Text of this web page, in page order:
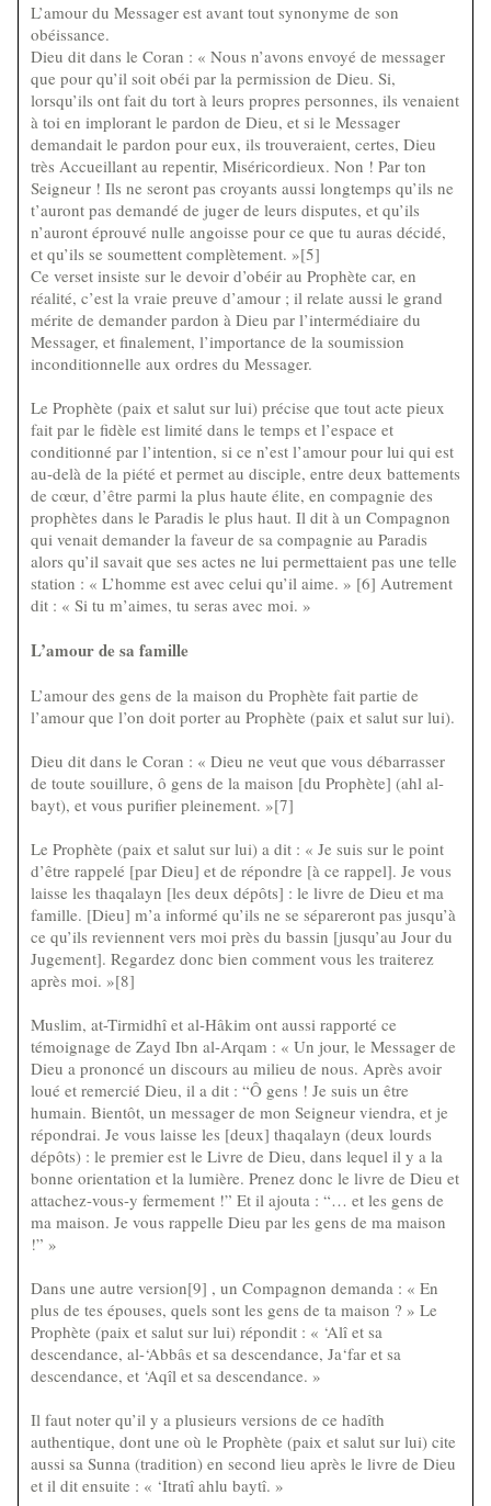
L’amour du Messager est avant tout synonyme de son
obéissance.
Dieu dit dans le Coran : « Nous n’avons envoyé de messager
que pour qu’il soit obéi par la permission de Dieu. Si,
lorsqu’ils ont fait du tort à leurs propres personnes, ils venaient
à toi en implorant le pardon de Dieu, et si le Messager
demandait le pardon pour eux, ils trouveraient, certes, Dieu
très Accueillant au repentir, Miséricordieux. Non ! Par ton
Seigneur ! Ils ne seront pas croyants aussi longtemps qu’ils ne
t’auront pas demandé de juger de leurs disputes, et qu’ils
n’auront éprouvé nulle angoisse pour ce que tu auras décidé,
et qu’ils se soumettent complètement. »[5]
Ce verset insiste sur le devoir d’obéir au Prophète car, en
réalité, c’est la vraie preuve d’amour ; il relate aussi le grand
mérite de demander pardon à Dieu par l’intermédiaire du
Messager, et finalement, l’importance de la soumission
inconditionnelle aux ordres du Messager.
Le Prophète (paix et salut sur lui) précise que tout acte pieux
fait par le fidèle est limité dans le temps et l’espace et
conditionné par l’intention, si ce n’est l’amour pour lui qui est
au-delà de la piété et permet au disciple, entre deux battements
de cœur, d’être parmi la plus haute élite, en compagnie des
prophètes dans le Paradis le plus haut. Il dit à un Compagnon
qui venait demander la faveur de sa compagnie au Paradis
alors qu’il savait que ses actes ne lui permettaient pas une telle
station : « L’homme est avec celui qu’il aime. » [6] Autrement
dit : « Si tu m’aimes, tu seras avec moi. »
L’amour de sa famille
L’amour des gens de la maison du Prophète fait partie de
l’amour que l’on doit porter au Prophète (paix et salut sur lui).
Dieu dit dans le Coran : « Dieu ne veut que vous débarrasser
de toute souillure, ô gens de la maison [du Prophète] (ahl al-
bayt), et vous purifier pleinement. »[7]
Le Prophète (paix et salut sur lui) a dit : « Je suis sur le point
d’être rappelé [par Dieu] et de répondre [à ce rappel]. Je vous
laisse les thaqalayn [les deux dépôts] : le livre de Dieu et ma
famille. [Dieu] m’a informé qu’ils ne se sépareront pas jusqu’à
ce qu’ils reviennent vers moi près du bassin [jusqu’au Jour du
Jugement]. Regardez donc bien comment vous les traiterez
après moi. »[8]
Muslim, at-Tirmidhî et al-Hâkim ont aussi rapporté ce
témoignage de Zayd Ibn al-Arqam : « Un jour, le Messager de
Dieu a prononcé un discours au milieu de nous. Après avoir
loué et remercié Dieu, il a dit : “Ô gens ! Je suis un être
humain. Bientôt, un messager de mon Seigneur viendra, et je
répondrai. Je vous laisse les [deux] thaqalayn (deux lourds
dépôts) : le premier est le Livre de Dieu, dans lequel il y a la
bonne orientation et la lumière. Prenez donc le livre de Dieu et
attachez-vous-y fermement !” Et il ajouta : “… et les gens de
ma maison. Je vous rappelle Dieu par les gens de ma maison
!” »
Dans une autre version[9] , un Compagnon demanda : « En
plus de tes épouses, quels sont les gens de ta maison ? » Le
Prophète (paix et salut sur lui) répondit : « ‘Alî et sa
descendance, al-‘Abbâs et sa descendance, Ja‘far et sa
descendance, et ‘Aqîl et sa descendance. »
Il faut noter qu’il y a plusieurs versions de ce hadîth
authentique, dont une où le Prophète (paix et salut sur lui) cite
aussi sa Sunna (tradition) en second lieu après le livre de Dieu
et il dit ensuite : « ‘Itratî ahlu baytî. »